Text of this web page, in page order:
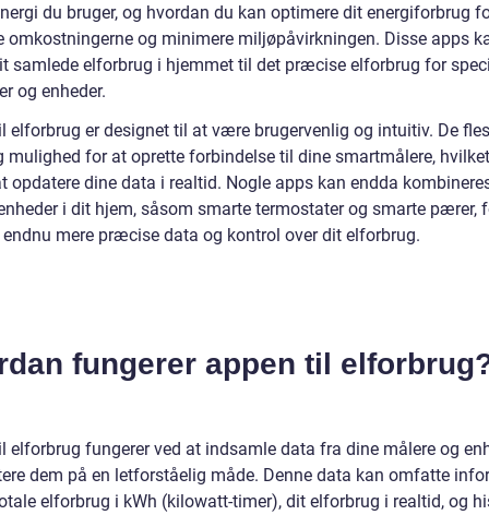
du bruger, og hvordan du kan optimere dit energiforbrug
omkostningerne og minimere miljøpåvirkningen. Disse apps
samlede elforbrug i hjemmet til det præcise elforbrug for
og enheder.
elforbrug er designet til at være brugervenlig og intuitiv. De
mulighed for at oprette forbindelse til dine smartmålere,
opdatere dine data i realtid. Nogle apps kan endda
i dit hjem, såsom smarte termostater og smarte pærer,
mere præcise data og kontrol over dit elforbrug.
fungerer appen til
elforbrug fungerer ved at indsamle data fra dine målere og
dem på en letforståelig måde. Denne data kan omfatte
elforbrug i kWh (kilowatt-timer), dit elforbrug i realtid, og